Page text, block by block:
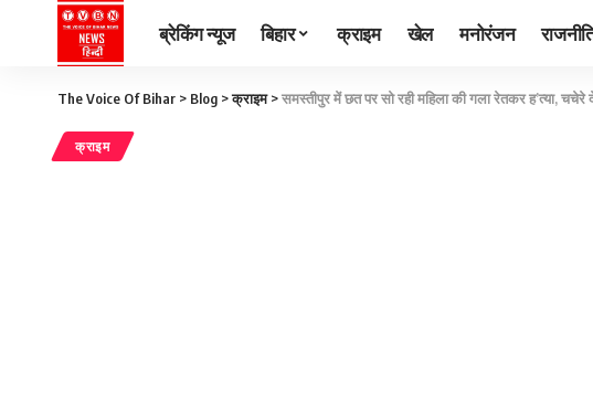
ब्रेकिंग न्यूज बिहार क्राइम खेल मनोरंजन
The Voice Of Bihar > Blog >क्राइम>समस्तीपुर में छत पर सो रही महिला की गला रेतकर ह’त्या,
क्राइम